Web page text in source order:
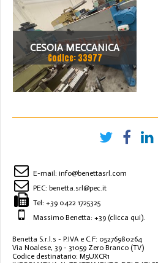
CESOIA MECCANICA
RIBOLDI 3000 X 3MM
Codice: 33977
E-mail: info@benettasrl.com
PEC: benetta.srl@pec.it
Tel: +39 0422 1725325
Massimo Benetta: +39 (clicca qui).
Benetta S.r.l.s - P.IVA e C.F: 05276980264
Via Noalese, 39 - 31059 Zero Branco (TV)
Codice destinatario: M5UXCR1